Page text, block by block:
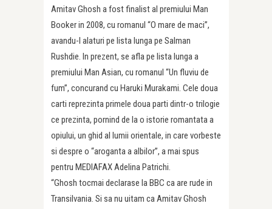
Amitav Ghosh a fost finalist al premiului Man
Booker in 2008, cu romanul “O mare de maci”,
avandu-l alaturi pe lista lunga pe Salman
Rushdie. In prezent, se afla pe lista lunga a
premiului Man Asian, cu romanul “Un fluviu de
fum”, concurand cu Haruki Murakami. Cele doua
carti reprezinta primele doua parti dintr-o trilogie
ce prezinta, pornind de la o istorie romantata a
opiului, un ghid al lumii orientale, in care vorbeste
si despre o “aroganta a albilor”, a mai spus
pentru MEDIAFAX Adelina Patrichi.
“Ghosh tocmai declarase la BBC ca are rude in
Transilvania. Si sa nu uitam ca Amitav Ghosh